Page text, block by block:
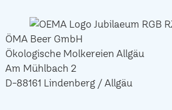
ÖMA Beer GmbH
Ökologische Molkereien Allgäu
Am Mühlbach 2
D-88161 Lindenberg / Allgäu